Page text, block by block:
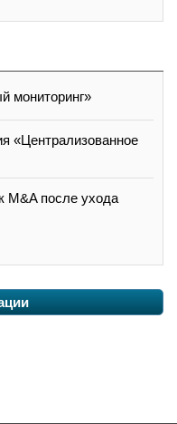
мониторинг»
«Централизованное
M&A после ухода